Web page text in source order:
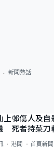
新聞熱話
上邨傷人及
死者持菜刀
港聞 首頁新聞